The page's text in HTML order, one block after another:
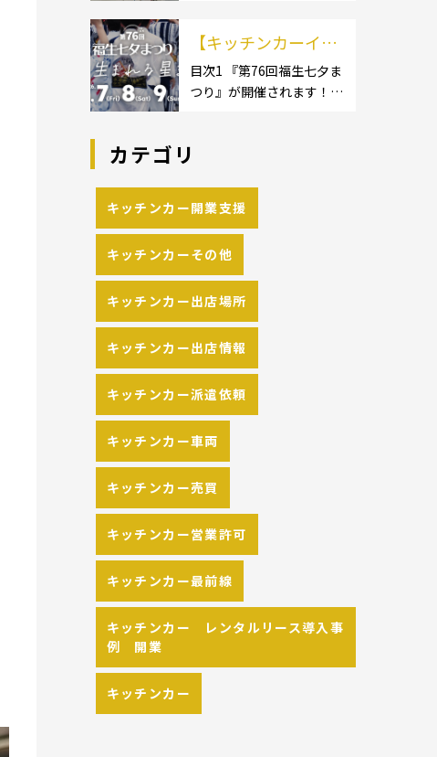
の流れや人気メニュ
ーを解説
キッチンカー:軽バン]1.1.2
[小型キッチンカー:軽トラ
ック]1.1.3 [中型・大型キッ
【キッチンカーイベ
ント情報】第76回福
生七夕まつりが開催
目次1 『第76回福生七夕ま
つり』が開催されます！2
りイベント！ 日本全国で、
催されています。 開業前に
キッチンカーの出店 […]
カテゴリ
キッチンカー開業支援
キッチンカーその他
キッチンカー出店場所
キッチンカー出店情報
キッチンカー派遣依頼
キッチンカー車両
キッチンカー売買
キッチンカー営業許可
キッチンカー最前線
キッチンカー レンタルリース導入事
例 開業
キッチンカー